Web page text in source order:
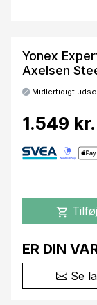
Yonex
Axelsen
Midlertidigt
1.549 kr.
shopping_cart
ER DIN
Se